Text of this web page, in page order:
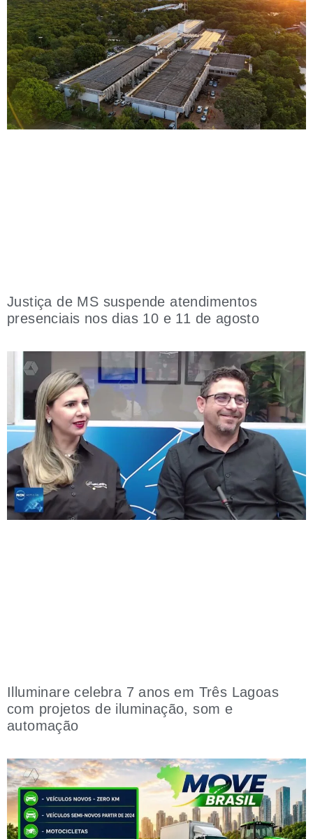
Justiça de MS suspende atendimentos
presenciais nos dias 10 e 11 de agosto
Illuminare celebra 7 anos em Três Lagoas
com projetos de iluminação, som e
automação